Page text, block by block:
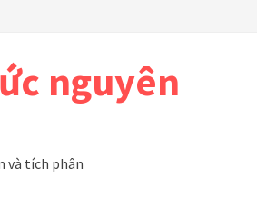
nguyên
và tích phân